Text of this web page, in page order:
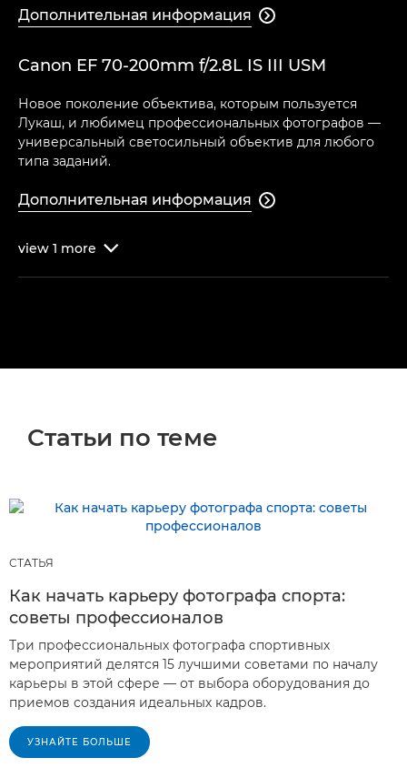
Дополнительная информация 
Canon EF 70-200mm f/2.8L IS III USM
Новое поколение объектива, которым пользуется
Лукаш, и любимец профессиональных фотографов —
универсальный светосильный объектив для любого
типа заданий.
Дополнительная информация 
view 1 more 
Статьи по теме
СТАТЬЯ
Как начать карьеру фотографа спорта:
советы профессионалов
Три профессиональных фотографа спортивных
мероприятий делятся 15 лучшими советами по началу
карьеры в этой сфере — от выбора оборудования до
приемов создания идеальных кадров.
УЗНАЙТЕ БОЛЬШЕ